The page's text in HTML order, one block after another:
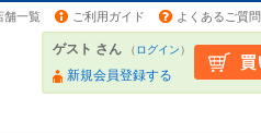
舗一覧 ご利用ガイド よくあるご質問
ゲスト さん （ログイン）
新規会員登録する